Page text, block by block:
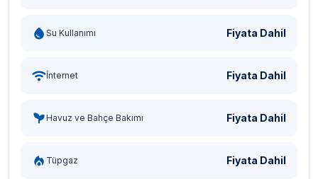
Su Kullanımı Fiyata Dahil
İnternet Fiyata Dahil
Havuz ve Bahçe Bakımı Fiyata Dahil
Tüpgaz Fiyata Dahil